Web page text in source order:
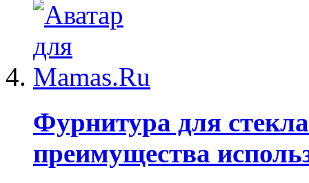
Фурнитура для
преимущества